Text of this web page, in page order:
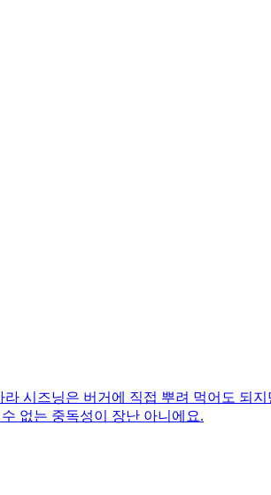
시즈닝은 버거에 직접 뿌려 먹어도 되
없는 중독성이 장난 아니에요.